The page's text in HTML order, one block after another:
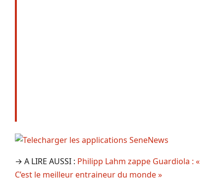
→ A LIRE AUSSI : Philipp Lahm zappe Guardiola : «
C’est le meilleur entraineur du monde »